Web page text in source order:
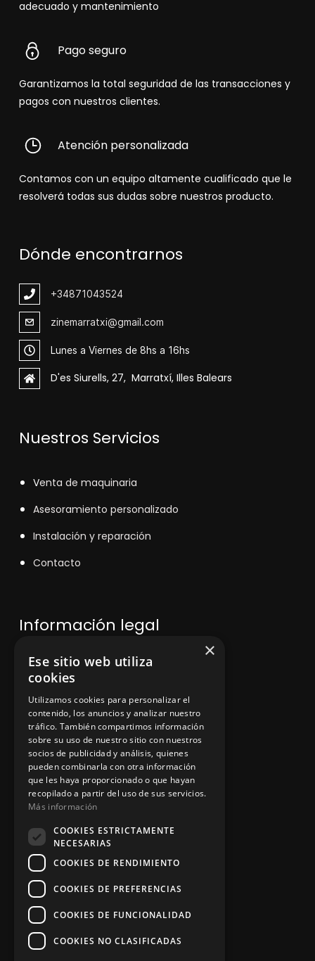
adecuado y mantenimiento
Pago seguro
Garantizamos la total seguridad de las transacciones y
pagos con nuestros clientes.
Atención personalizada
Contamos con un equipo altamente cualificado que le
resolverá todas sus dudas sobre nuestros producto.
Dónde encontrarnos
+34871043524
zinemarratxi@gmail.com
Lunes a Viernes de 8hs a 16hs
D'es Siurells, 27, Marratxí, Illes Balears
Nuestros Servicios
Venta de maquinaria
Asesoramiento personalizado
Instalación y reparación
Contacto
Información legal
Política de privacidad
Aviso legal
App Zine Hostelería
Síguenos
×
Ese sitio web utiliza
cookies
Utilizamos cookies para personalizar el
contenido, los anuncios y analizar nuestro
tráfico. También compartimos información
sobre su uso de nuestro sitio con nuestros
socios de publicidad y análisis, quienes
pueden combinarla con otra información
que les haya proporcionado o que hayan
recopilado a partir del uso de sus servicios.
Más información
COOKIES ESTRICTAMENTE
NECESARIAS
COOKIES DE RENDIMIENTO
COOKIES DE PREFERENCIAS
COOKIES DE FUNCIONALIDAD
COOKIES NO CLASIFICADAS